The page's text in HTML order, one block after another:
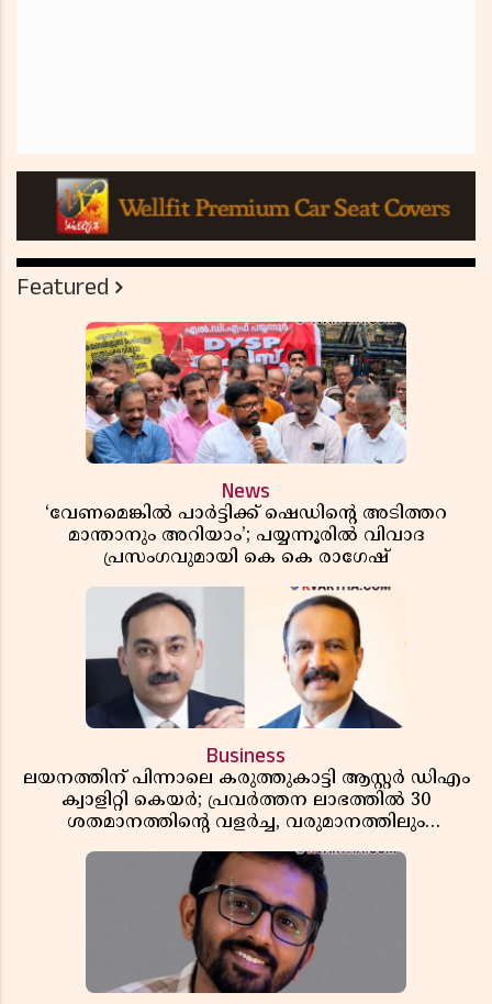
Featured
News
‘വേണമെങ്കിൽ പാർട്ടിക്ക് ഷെഡിൻ്റെ അടിത്തറ
മാന്താനും അറിയാം’; പയ്യന്നൂരിൽ വിവാദ
പ്രസംഗവുമായി കെ കെ രാഗേഷ്
Business
ലയനത്തിന് പിന്നാലെ കരുത്തുകാട്ടി ആസ്റ്റർ ഡിഎം
ക്വാളിറ്റി കെയർ; പ്രവർത്തന ലാഭത്തിൽ 30
ശതമാനത്തിൻ്റെ വളർച്ച, വരുമാനത്തിലും
റിപ്പോർട്ട് പുറത്ത്